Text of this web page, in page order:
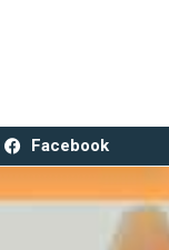
Facebook